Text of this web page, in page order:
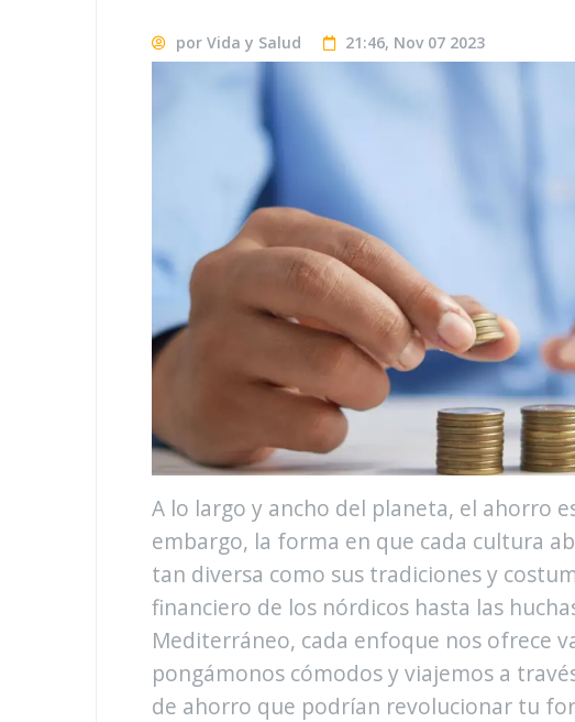
por Vida y Salud 21:46, Nov 07 2023
A lo largo y ancho del planeta, el ahorro
embargo, la forma en que cada cultura
tan diversa como sus tradiciones y
financiero de los nórdicos hasta las
Mediterráneo, cada enfoque nos ofrece
pongámonos cómodos y viajemos a
de ahorro que podrían revolucionar tu